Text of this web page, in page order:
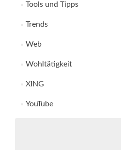
Tools und Tipps
Trends
Web
Wohltätigkeit
XING
YouTube